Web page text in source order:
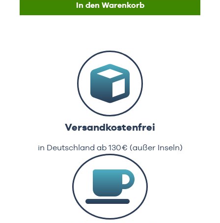
In den Warenkorb
Versandkostenfrei
in Deutschland ab 130€ (außer Inseln)